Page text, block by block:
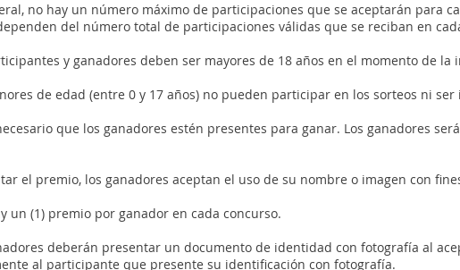
no hay un número máximo de participaciones que se aceptarán para
del número total de participaciones válidas que se reciban en
y ganadores deben ser mayores de 18 años en el momento de la
de edad (entre 0 y 17 años) no pueden participar en los sorteos ni
que los ganadores estén presentes para ganar. Los ganadores
el premio, los ganadores aceptan el uso de su nombre o imagen con
un (1) premio por ganador en cada concurso.
deberán presentar un documento de identidad con fotografía al
al participante que presente su identificación con fotografía.